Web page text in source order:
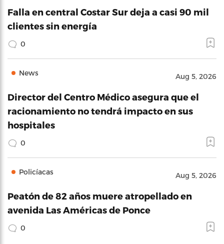
Falla en central Costar Sur deja a casi 90 mil
clientes sin energía
0
News Aug 5, 2026
Director del Centro Médico asegura que el
racionamiento no tendrá impacto en sus
hospitales
0
Policíacas Aug 5, 2026
Peatón de 82 años muere atropellado en
avenida Las Américas de Ponce
0